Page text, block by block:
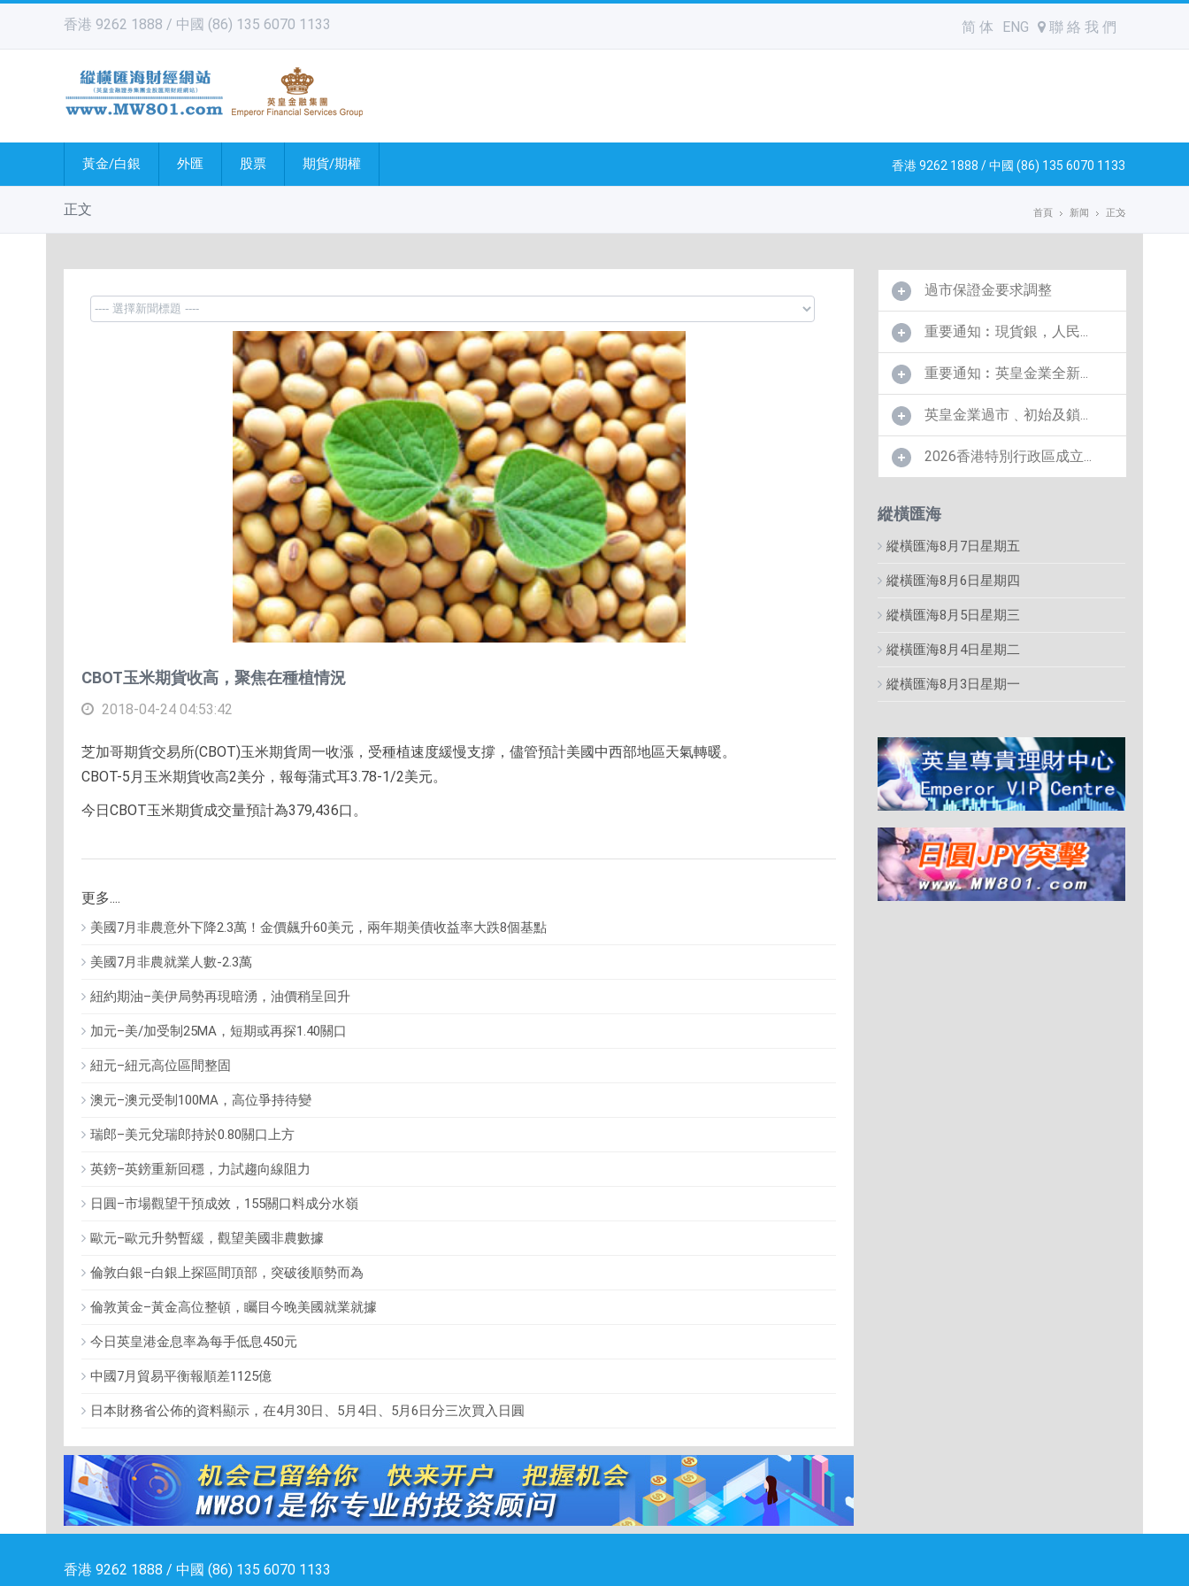
香港 9262 1888 / 中國 (86) 135 6070 1133 简 体 ENG 聯 絡 我 們
黃金/白銀 外匯 股票 期貨/期權 香港 9262 1888 / 中國 (86) 135 6070 1133
正文 首頁 新闻 正文
CBOT玉米期貨收高，聚焦在種植情況
2018-04-24 04:53:42
芝加哥期貨交易所(CBOT)玉米期貨周一收漲，受種植速度緩慢支撐，儘管預計美國中西部地區天氣轉暖。
CBOT-5月玉米期貨收高2美分，報每蒲式耳3.78-1/2美元。
今日CBOT玉米期貨成交量預計為379,436口。
更多....
美國7月非農意外下降2.3萬！金價飆升60美元，兩年期美債收益率大跌8個基點
美國7月非農就業人數-2.3萬
紐約期油–美伊局勢再現暗湧，油價稍呈回升
加元–美/加受制25MA，短期或再探1.40關口
紐元–紐元高位區間整固
澳元–澳元受制100MA，高位爭持待變
瑞郎–美元兌瑞郎持於0.80關口上方
英鎊–英鎊重新回穩，力試趨向線阻力
日圓–市場觀望干預成效，155關口料成分水嶺
歐元–歐元升勢暫緩，觀望美國非農數據
倫敦白銀–白銀上探區間頂部，突破後順勢而為
倫敦黃金–黃金高位整頓，矚目今晚美國就業就據
今日英皇港金息率為每手低息450元
中國7月貿易平衡報順差1125億
日本財務省公佈的資料顯示，在4月30日、5月4日、5月6日分三次買入日圓
過市保證金要求調整
重要通知︰現貨銀，人民...
重要通知︰英皇金業全新...
英皇金業過市﹑初始及鎖...
2026香港特別行政區成立...
縱橫匯海
縱橫匯海8月7日星期五
縱橫匯海8月6日星期四
縱橫匯海8月5日星期三
縱橫匯海8月4日星期二
縱橫匯海8月3日星期一
香港 9262 1888 / 中國 (86) 135 6070 1133